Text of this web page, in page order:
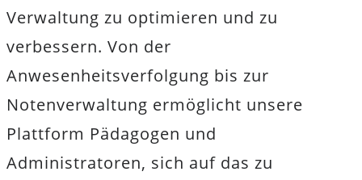
Verwaltung zu optimieren und zu
verbessern. Von der
Anwesenheitsverfolgung bis zur
Notenverwaltung ermöglicht unsere
Plattform Pädagogen und
Administratoren, sich auf das zu